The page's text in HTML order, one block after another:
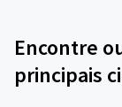
Encontre
principais